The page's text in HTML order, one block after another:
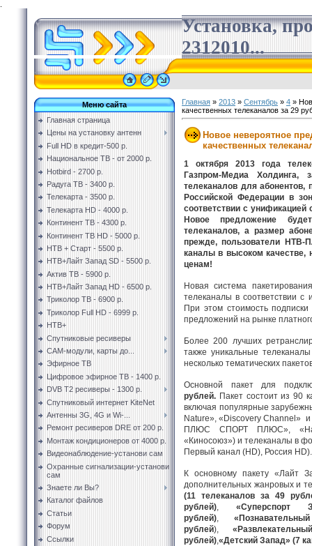
Установка,
2312010...
Меню сайта
Главная страница
Цены на установку антенн
Full HD в кредит-500 р.
Национальное ТВ - от 2000 р.
Hotbird - 2700 р.
Радуга ТВ - 3400 р.
Телекарта - 3500 р.
Телекарта HD - 4000 р.
Континент ТВ - 4300 р.
Континент ТВ HD - 5000 р.
НТВ + Старт - 5500 р.
НТВ+Лайт Запад SD - 5500 р.
Актив ТВ - 5900 р.
НТВ+Лайт Запад HD - 6500 р.
Триколор ТВ - 6900 р.
Триколор Full HD - 6999 р.
НТВ+
Спутниковые ресиверы
CAM-модули, карты до...
Эфирное ТВ
Цифровое эфирное ТВ - 1400 р.
DVB T2 ресиверы - 1300 р.
Спутниковый интернет KiteNet
Антенны 3G, 4G и Wi-...
Ремонт ресиверов DRE от 200 р.
Монтаж кондиционеров от 4000 р.
Видеонаблюдение-установи сам
Охранные сигнализации-установи
сам
Знаете ли Вы?
Каталог файлов
Статьи
Форум
Ссылки
Главная » 2013 » Сентябрь » 4 »
качественных телеканалов за 29
Новое невероятное
качественных
1 октября 2013 года
Газпром-Медиа Холдинга,
телеканалов для
Российской Федерации в
соответствии с унификацией
Новое предложение
телеканалов, а размер
прежде, пользователи НТВ-
каналы в высоком качестве,
ценам!
Новая система
телеканалы в соответствии с
При этом стоимость
предложений на рынке
Более 200 лучших
также уникальные
несколько тематических
Основной пакет для
рублей. Пакет состоит из 90
включая популярные
Nature», «Discovery Channel»
ПЛЮС СПОРТ ПЛЮС»,
«Киносоюз») и телеканалы в
Первый канал (HD), Россия HD).
К основному пакету «Лайт
дополнительных жанровых и
(11 телеканалов за 49
рублей)
рублей) ,
рублей),
рублей) «Детский Запад» (7